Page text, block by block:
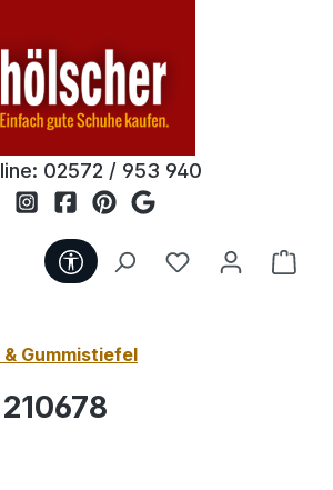
02572 / 953 940
Werkzeugleiste anzeigen
Du hast 0
Gummistiefel